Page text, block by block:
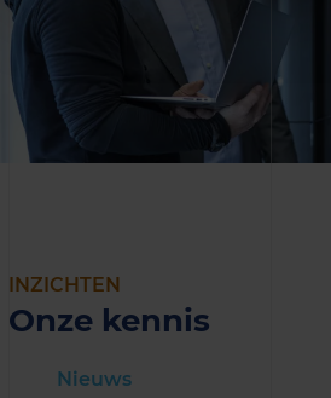
INZICHTEN
Onze kennis
Nieuws